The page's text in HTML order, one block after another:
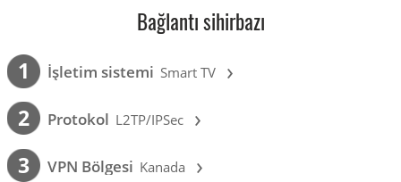
Bağlantı sihirbazı
1 İşletim sistemi Smart TV ›
2 Protokol L2TP/IPSec ›
3 VPN Bölgesi Kanada ›